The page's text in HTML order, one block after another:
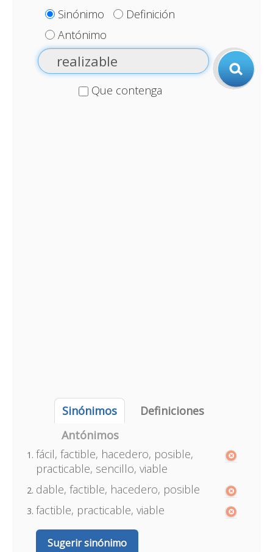
Sinónimo
Definición
Antónimo
Que contenga
Sinónimos
Definiciones
Antónimos
fácil, factible, hacedero, posible,
practicable, sencillo, viable
dable, factible, hacedero, posible
factible, practicable, viable
Sugerir sinónimo